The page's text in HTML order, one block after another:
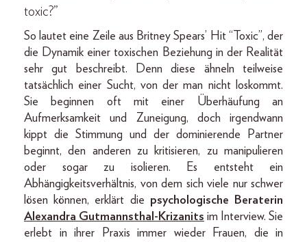
toxic?”
So lautet eine Zeile aus Britney Spears’ Hit “Toxic”, der
die Dynamik einer toxischen Beziehung in der Realität
sehr gut beschreibt. Denn diese ähneln teilweise
tatsächlich einer Sucht, von der man nicht loskommt.
Sie beginnen oft mit einer Überhäufung an
Aufmerksamkeit und Zuneigung, doch irgendwann
kippt die Stimmung und der dominierende Partner
beginnt, den anderen zu kritisieren, zu manipulieren
oder sogar zu isolieren. Es entsteht ein
Abhängigkeitsverhältnis, von dem sich viele nur schwer
lösen können, erklärt die psychologische Beraterin
Alexandra Gutmannsthal-Krizanits im Interview. Sie
erlebt in ihrer Praxis immer wieder Frauen, die in